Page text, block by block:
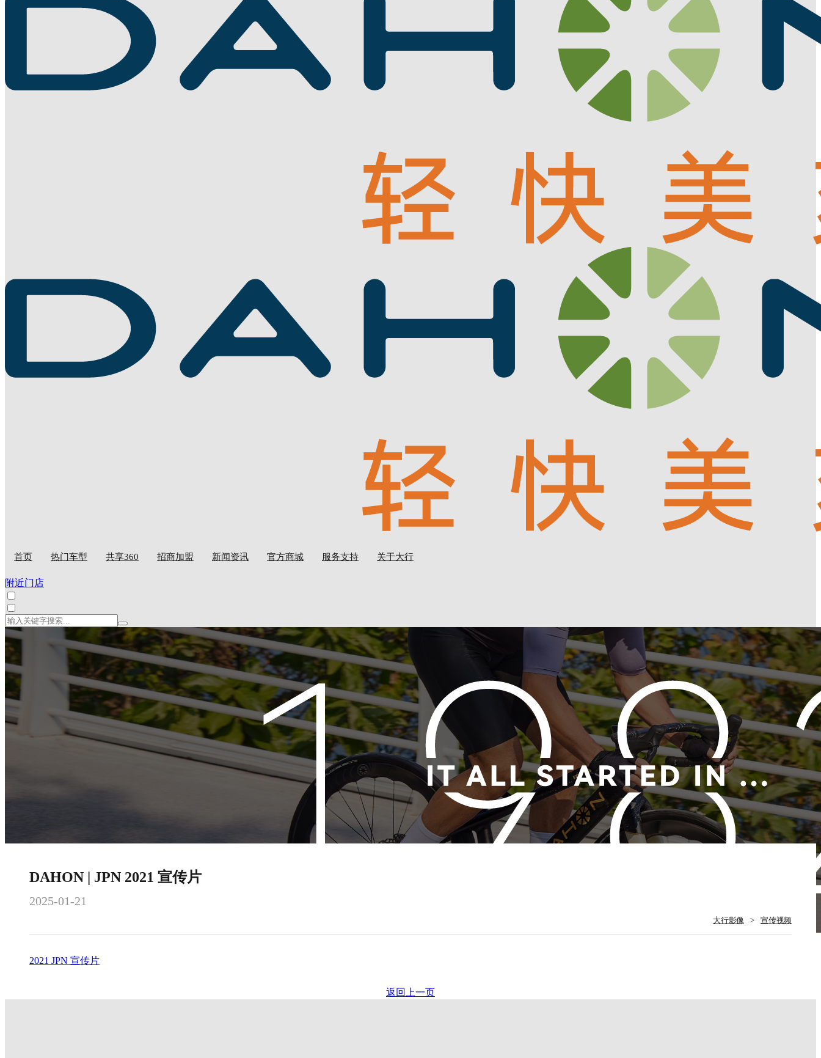
首页 热门车型 共享360 招商加盟 新闻资讯 官方商城 服务支持 关于大行
附近门店
DAHON | JPN 2021 宣传片
2025-01-21
大行影像 > 宣传视频
2021 JPN 宣传片
返回上一页